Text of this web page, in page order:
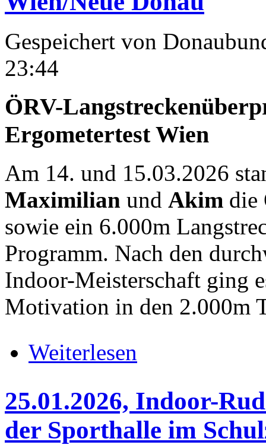
Gespeichert von
23:44
ÖRV-
Ergometertest Wien
Am 14. und 15.03.2026
Maximilian und Akim die
sowie ein 6.000m
Programm. Nach den
Indoor-Meisterschaft ging
Motivation in den 2.000m
Weiterlesen
25.01.2026, Indoor-
der Sporthalle im